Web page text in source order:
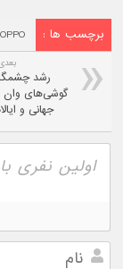
برچسب ها : OPPO
رشد
گوشی‌های وان
جهانی و